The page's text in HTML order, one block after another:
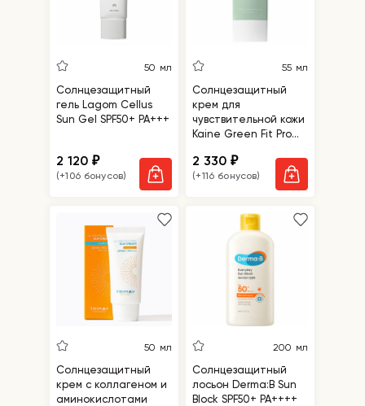
50 мл
Солнцезащитный
гель Lagom Cellus
Sun Gel SPF50+ PA+++
2 120₽
(+106 бонусов)
55 мл
Солнцезащитный
крем для
чувствительной кожи
Kaine Green Fit Pro
2 330₽
(+116 бонусов)
50 мл
Солнцезащитный
крем с коллагеном и
аминокислотами
200 мл
Солнцезащитный
лосьон Derma:B Sun
Block SPF50+ PA++++